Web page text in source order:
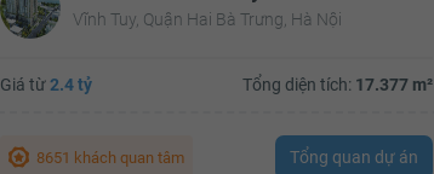
Vĩnh Tuy, Quận Hai Bà Trưng, Hà Nội
Giá từ2.4 tỷ Tổng diện tích: 17.377 m²
8651 khách quan tâm Tổng quan dự án